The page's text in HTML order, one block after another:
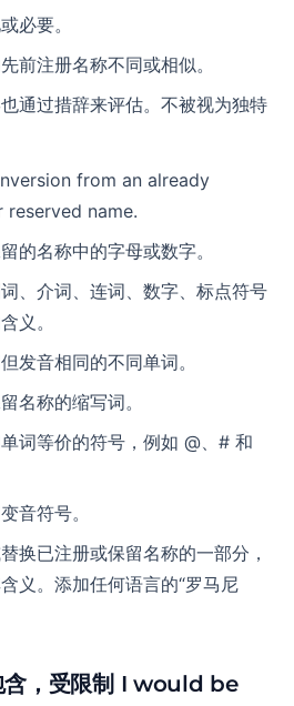
必要。
前注册名称不同或相似。
通过措辞来评估。不被视为独特
from an already
reserved name.
的名称中的字母或数字。
、介词、连词、数字、标点符号
义。
发音相同的不同单词。
名称的缩写词。
词等价的符号，例如 @、# 和
音符号。
换已注册或保留名称的一部分，
义。添加任何语言的“罗马尼
，受限制 I would be